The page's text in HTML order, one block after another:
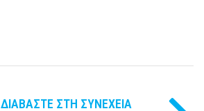
ΔΙΑΒΆΣΤΕ ΣΤΗ ΣΥΝΈΧΕΙΑ